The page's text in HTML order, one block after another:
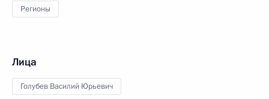
Регионы
Лица
Голубев Василий Юрьевич